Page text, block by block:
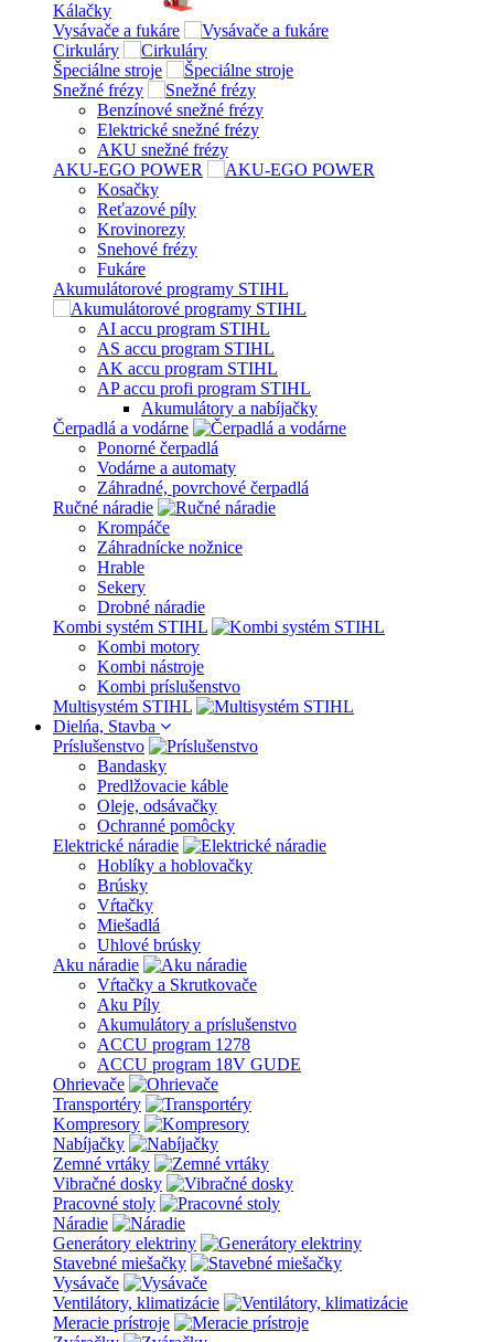
Kálačky
Vysávače a fukáre
Cirkuláry
Špeciálne stroje
Snežné frézy
Benzínové snežné frézy
Elektrické snežné frézy
AKU snežné frézy
AKU-EGO POWER
Kosačky
Reťazové píly
Krovinorezy
Snehové frézy
Fukáre
Akumulátorové programy STIHL
AI accu program STIHL
AS accu program STIHL
AK accu program STIHL
AP accu profi program STIHL
Akumulátory a nabíjačky
Čerpadlá a vodárne
Ponorné čerpadlá
Vodárne a automaty
Záhradné, povrchové čerpadlá
Ručné náradie
Krompáče
Záhradnícke nožnice
Hrable
Sekery
Drobné náradie
Kombi systém STIHL
Kombi motory
Kombi nástroje
Kombi príslušenstvo
Multisystém STIHL
Dielńa, Stavba
Príslušenstvo
Bandasky
Predlžovacie káble
Oleje, odsávačky
Ochranné pomôcky
Elektrické náradie
Hoblíky a hoblovačky
Brúsky
Vŕtačky
Miešadlá
Uhlové brúsky
Aku náradie
Vŕtačky a Skrutkovače
Aku Píly
Akumulátory a príslušenstvo
ACCU program 1278
ACCU program 18V GUDE
Ohrievače
Transportéry
Kompresory
Nabíjačky
Zemné vrtáky
Vibračné dosky
Pracovné stoly
Náradie
Generátory elektriny
Stavebné miešačky
Vysávače
Ventilátory, klimatizácie
Meracie prístroje